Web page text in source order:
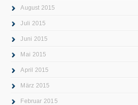
August 2015
Juli 2015
Juni 2015
Mai 2015
April 2015
März 2015
Februar 2015